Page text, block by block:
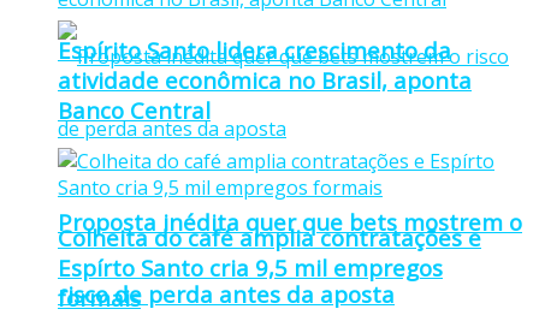
Proposta inédita quer que bets mostrem o
risco de perda antes da aposta
Espírito Santo lidera crescimento da
atividade econômica no Brasil, aponta
Banco Central
Colheita do café amplia contratações e
Espírto Santo cria 9,5 mil empregos
formais